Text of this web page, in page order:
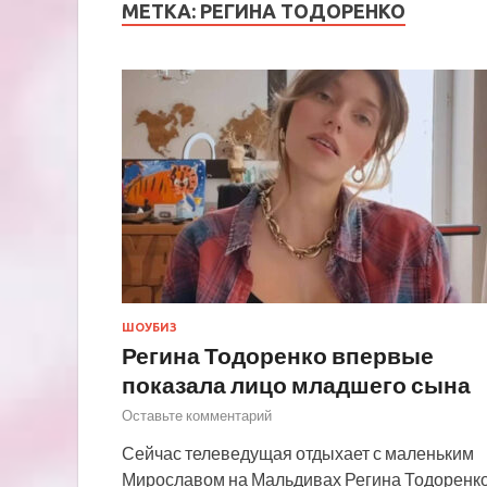
МЕТКА: РЕГИНА ТОДОРЕНКО
ШОУБИЗ
Регина Тодоренко впервые
показала лицо младшего сына
Оставьте комментарий
Сейчас телеведущая отдыхает с маленьким
Мирославом на Мальдивах Регина